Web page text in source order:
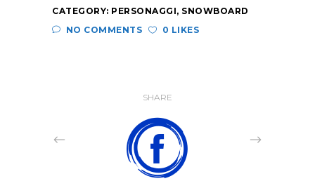
CATEGORY: PERSONAGGI, SNOWBOARD
NO COMMENTS
0 LIKES
SHARE